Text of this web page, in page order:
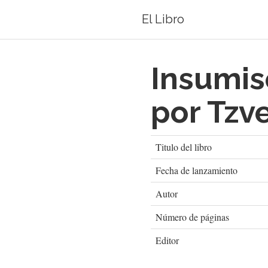
El Libro
por
Titulo del libro
Fecha de lanzamiento
Autor
Número de páginas
Editor